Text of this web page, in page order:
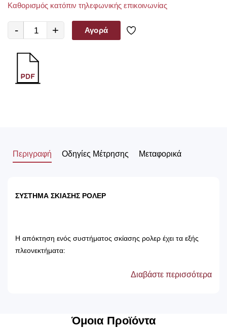
Καθορισμός κατόπιν τηλεφωνικής επικοινωνίας
- + Αγορά
Περιγραφή Οδηγίες Μέτρησης Μεταφορικά
ΣΥΣΤΗΜΑ ΣΚΙΑΣΗΣ ΡΟΛΕΡ
Η απόκτηση ενός συστήματος σκίασης ρολερ έχει τα εξής
πλεονεκτήματα:
μόνο με ένα ελαφρός νωπό βέτεξ ή με
ατμοκαθαριστή.
Διαβάστε περισσότερα
Όμοια Προϊόντα